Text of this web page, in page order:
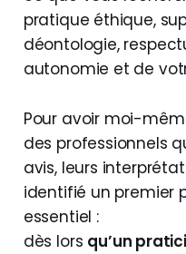
pratique éthique,
déontologie,
autonomie et de
Pour avoir moi-
des professionnels
avis, leurs
identifié un premier
essentiel :
dès lors qu’un